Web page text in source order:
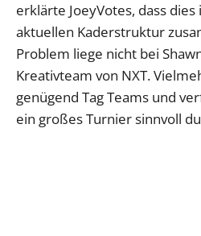
erklärte JoeyVotes, dass
aktuellen Kaderstruktur
Problem liege nicht bei
Kreativteam von NXT.
genügend Tag Teams und
ein großes Turnier sinnvoll